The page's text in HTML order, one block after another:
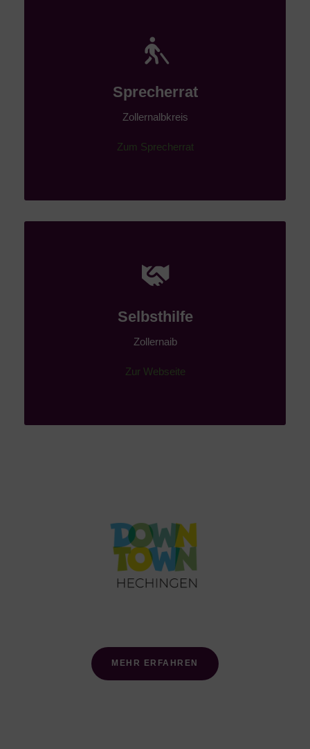
Sprecherrat
Zollernalbkreis
Zum Sprecherrat
Selbsthilfe
Zollernaib
Zur Webseite
MEHR ERFAHREN